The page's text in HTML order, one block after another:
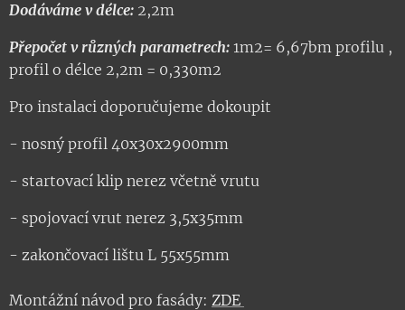
Dodáváme v délce: 2,2m
Přepočet v různých parametrech: 1m2= 6,67bm profilu ,
profil o délce 2,2m = 0,330m2
Pro instalaci doporučujeme dokoupit
- nosný profil 40x30x2900mm
- startovací klip nerez včetně vrutu
- spojovací vrut nerez 3,5x35mm
- zakončovací lištu L 55x55mm
Montážní návod pro fasády: ZDE